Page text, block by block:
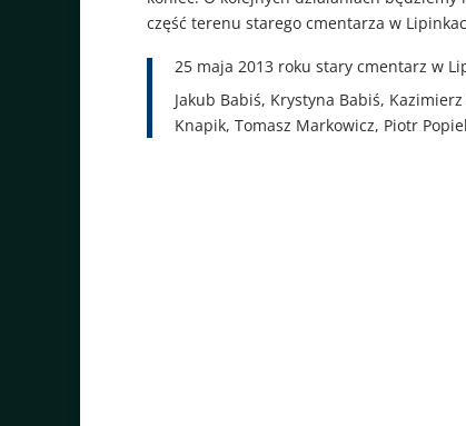
część terenu starego cmentarza w
25 maja 2013 roku stary cmentarz w
Jakub Babiś, Krystyna Babiś,
Knapik, Tomasz Markowicz, Piotr